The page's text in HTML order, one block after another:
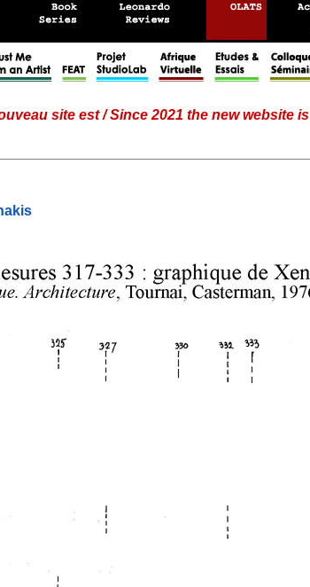
site est / Since 2021 the new website is